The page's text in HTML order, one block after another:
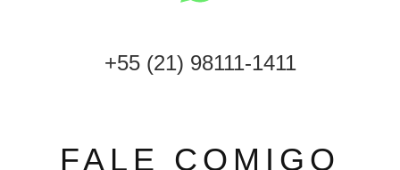
+55 (21) 98111-1411
FALE COMIGO